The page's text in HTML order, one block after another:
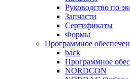
Руководство по
Запчасти
Сертификаты
Формы
Программное
back
Программное
NORDCON